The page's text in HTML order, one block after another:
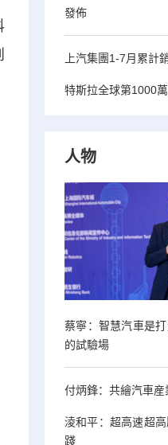
發佈
上汽集團1-7月累計
特斯拉全球第1000
人物
蔡寧：智慧汽車是
的試驗場
付炳鋒：共繪汽車
淩和平：超高速超
踐